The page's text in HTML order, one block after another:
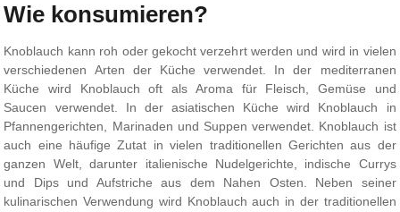
Wie konsumieren?
Knoblauch kann roh oder gekocht verzehrt werden und wird in vielen
verschiedenen Arten der Küche verwendet. In der mediterranen
Küche wird Knoblauch oft als Aroma für Fleisch, Gemüse und
Saucen verwendet. In der asiatischen Küche wird Knoblauch in
Pfannengerichten, Marinaden und Suppen verwendet. Knoblauch ist
auch eine häufige Zutat in vielen traditionellen Gerichten aus der
ganzen Welt, darunter italienische Nudelgerichte, indische Currys
und Dips und Aufstriche aus dem Nahen Osten. Neben seiner
kulinarischen Verwendung wird Knoblauch auch in der traditionellen